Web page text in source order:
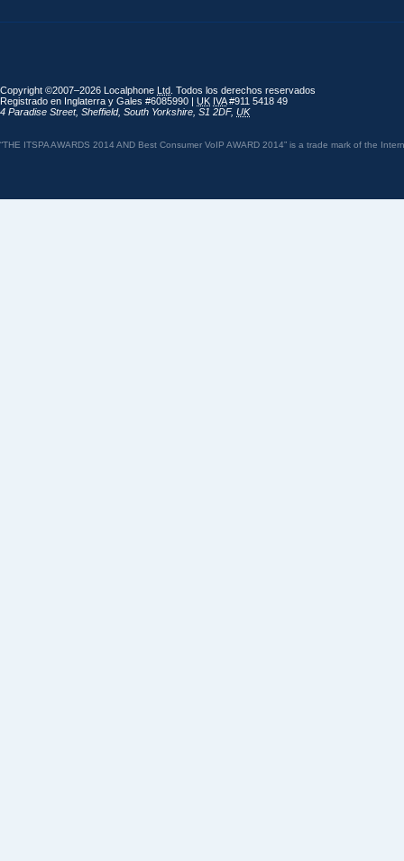
Copyright ©2007–2026 Localphone Ltd . Todos los derechos reservados
Registrado en Inglaterra y Gales #6085990 | UK IVA#911 5418 49
4 Paradise Street, Sheffield, South Yorkshire S1 2DF, UK
“THE ITSPA AWARDS 2014 AND Best Consumer VoIP AWARD 2014” is a trade mark of the